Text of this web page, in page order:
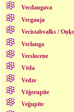
Vecdaugava
Vecgauja
Vecistabvalks /
Veclanga
Vecslocene
Vēda
Vedze
Vēģerupīte
Veģupīte